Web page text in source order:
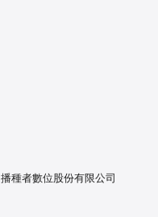
種者數位股份有限公司